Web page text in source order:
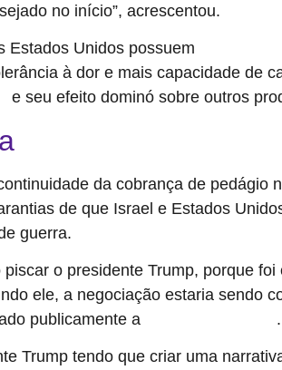
no início”, acrescentou.
Estados Unidos possuem
à dor e mais capacidade de
e seu efeito dominó sobre outros
da cobrança de pedágio
de que Israel e Estados
guerra.
o presidente Trump, porque
ele, a negociação estaria sendo
publicamente a
.
Trump tendo que criar uma